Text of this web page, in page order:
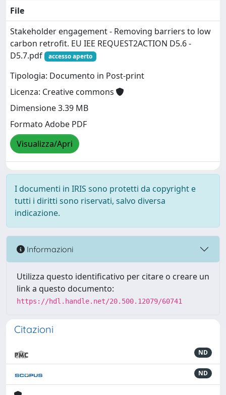
File
Stakeholder engagement - Removing barriers to low
carbon retrofit. EU IEE REQUEST2ACTION D5.6 -
D5.7.pdf
accesso aperto
Tipologia: Documento in Post-print
Licenza: Creative commons
Dimensione 3.39 MB
Formato Adobe PDF
Visualizza/Apri
I documenti in IRIS sono protetti da copyright e
tutti i diritti sono riservati, salvo diversa
indicazione.
Informazioni
Utilizza questo identificativo per citare o creare un
link a questo documento:
https://hdl.handle.net/20.500.12079/60741
Citazioni
ND
ND